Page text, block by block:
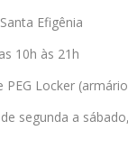
Efigênia
10h às 21h
Locker
de segunda a